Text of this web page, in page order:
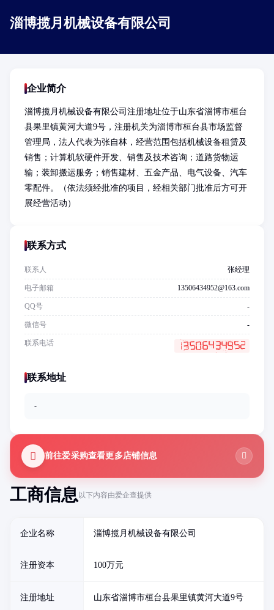
淄博揽月机械设备有限公司
工商信息以下内容由爱企查提供
企业名称 淄博揽月机械设备有限公司
注册资本 100万元
注册地址 山东省淄博市桓台县果里镇黄河大道9号
企业简介
淄博揽月机械设备有限公司注册地址位于山东省淄博市桓台
县果里镇黄河大道9号，注册机关为淄博市桓台县市场监督
管理局，法人代表为张自林，经营范围包括机械设备租赁及
销售；计算机软硬件开发、销售及技术咨询；道路货物运
输；装卸搬运服务；销售建材、五金产品、电气设备、汽车
零配件。（依法须经批准的项目，经相关部门批准后方可开
展经营活动）
联系方式
联系人 张经理
电子邮箱 13506434952@163.com
QQ号 -
微信号 -
联系电话
联系地址
-
前往爱采购查看更多店铺信息